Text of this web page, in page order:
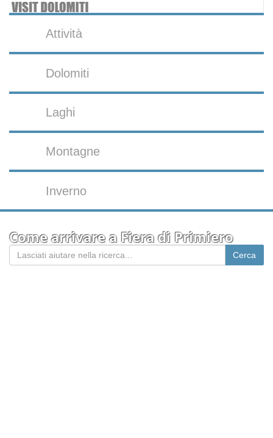
Attività
Dolomiti
Laghi
Montagne
Inverno
Come arrivare a Fiera di Primiero